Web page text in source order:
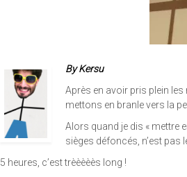
By Kersu
Après en avoir pris plein
mettons en branle vers la
Alors quand je dis « mettre
sièges défoncés, n’est pas
5 heures, c’est trèèèèès long !